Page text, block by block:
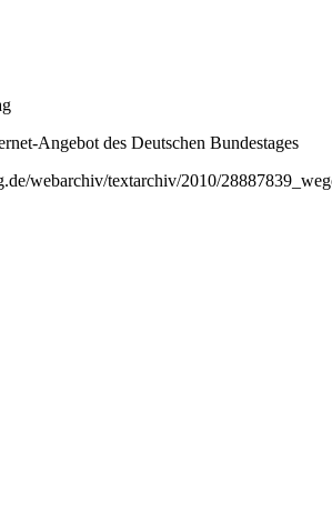
Angebot des Deutschen Bundestages
webarchiv/textarchiv/2010/